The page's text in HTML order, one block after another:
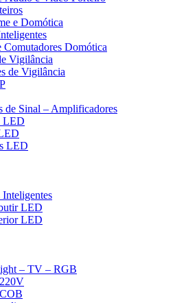
e Domótica
Comutadores Domótica
Vigilância
de Vigilância
de Sinal – Amplificadores
LED
Inteligentes
LED
LED
– TV – RGB